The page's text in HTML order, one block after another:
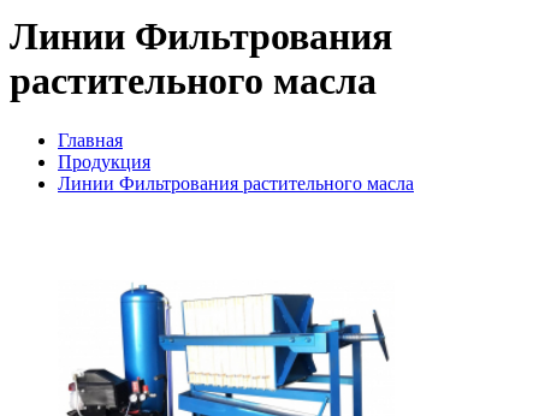
Линии Фильтрования
растительного масла
Главная
Продукция
Линии Фильтрования растительного масла